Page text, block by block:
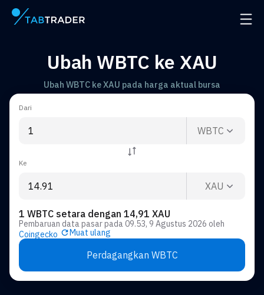
Halaman utama Buka
Ubah WBTC ke XAU
Ubah WBTC ke XAU pada harga aktual bursa
Dari
WBTC
Ke
XAU
1 WBTC setara dengan 14,91 XAU
Pembaruan data pasar pada09.53, 9 Agustus 2026 oleh
Coingecko
Muat ulang
Perdagangkan WBTC